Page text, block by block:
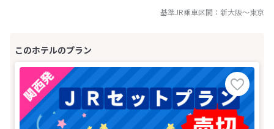
基準JR乗車区間： 新大阪～東京